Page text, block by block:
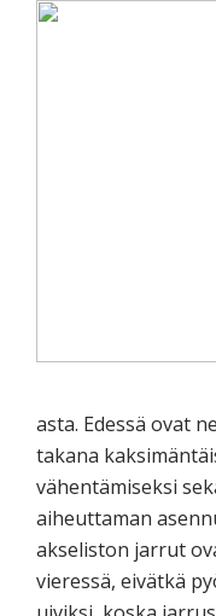
asta. Edessä ovat
takana
vähentämiseksi
aiheuttaman
akseliston jarrut
vieressä, eivätkä